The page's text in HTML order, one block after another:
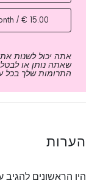
15.00 € / month
אתה יכול לשנות
שאתה נותן או
התרומות שלך בכל
הערות
היו הראשונים